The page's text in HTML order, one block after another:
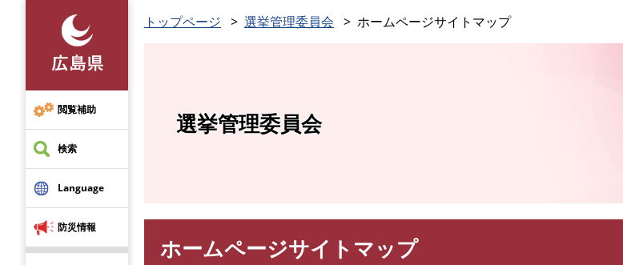
先
頭
で
す
閲覧補助
検索
Language
防災情報
トップページ 選挙管理委員会 ホームページサイトマップ
選挙管理委員会
ホームページサイトマップ